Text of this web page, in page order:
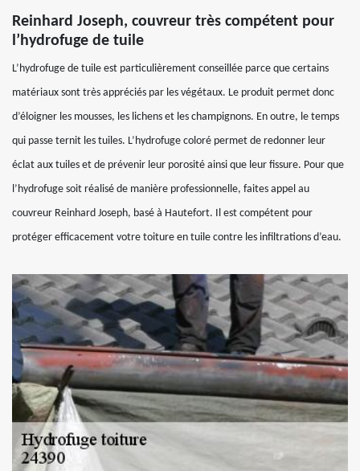
Reinhard Joseph, couvreur très compétent pour
l’hydrofuge de tuile
L’hydrofuge de tuile est particulièrement conseillée parce que certains
matériaux sont très appréciés par les végétaux. Le produit permet donc
d’éloigner les mousses, les lichens et les champignons. En outre, le temps
qui passe ternit les tuiles. L’hydrofuge coloré permet de redonner leur
éclat aux tuiles et de prévenir leur porosité ainsi que leur fissure. Pour que
l’hydrofuge soit réalisé de manière professionnelle, faites appel au
couvreur Reinhard Joseph, basé à Hautefort. Il est compétent pour
protéger efficacement votre toiture en tuile contre les infiltrations d’eau.